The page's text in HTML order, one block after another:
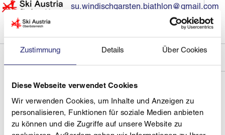
Zustimmung Details Über Cookies
Diese Webseite verwendet Cookies
Wir verwenden Cookies, um Inhalte und Anzeigen zu
personalisieren, Funktionen für soziale Medien anbieten
zu können und die Zugriffe auf unsere Website zu
su.windischgarsten.biathlon@gmail.com